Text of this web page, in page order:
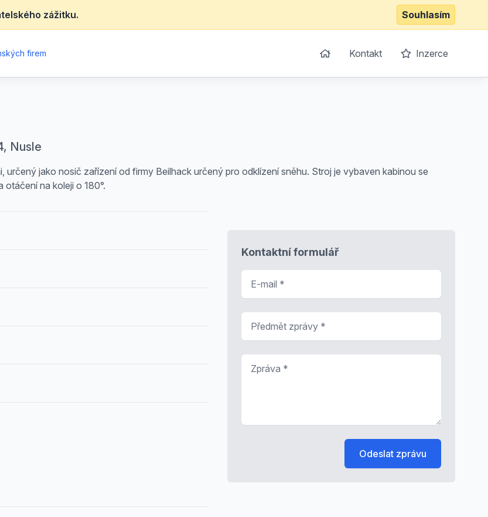
zážitku. Souhlasím
firem Kontakt Inzerce
Nusle
jako nosič zařízení od firmy Beilhack určený pro odklízení sněhu. Stroj je vybaven kabinou se
na koleji o 180°.
Kontaktní formulář
Odeslat zprávu